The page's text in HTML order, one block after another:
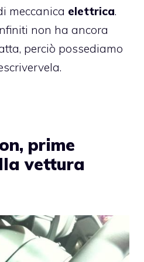
meccanica elettrica.
non ha ancora
perciò possediamo
prime
vettura